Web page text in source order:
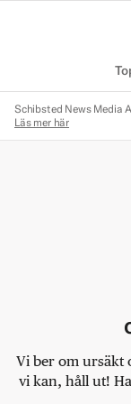
Schibsted News Media
Läs mer här
Vi ber om ursäkt
vi kan, håll ut!